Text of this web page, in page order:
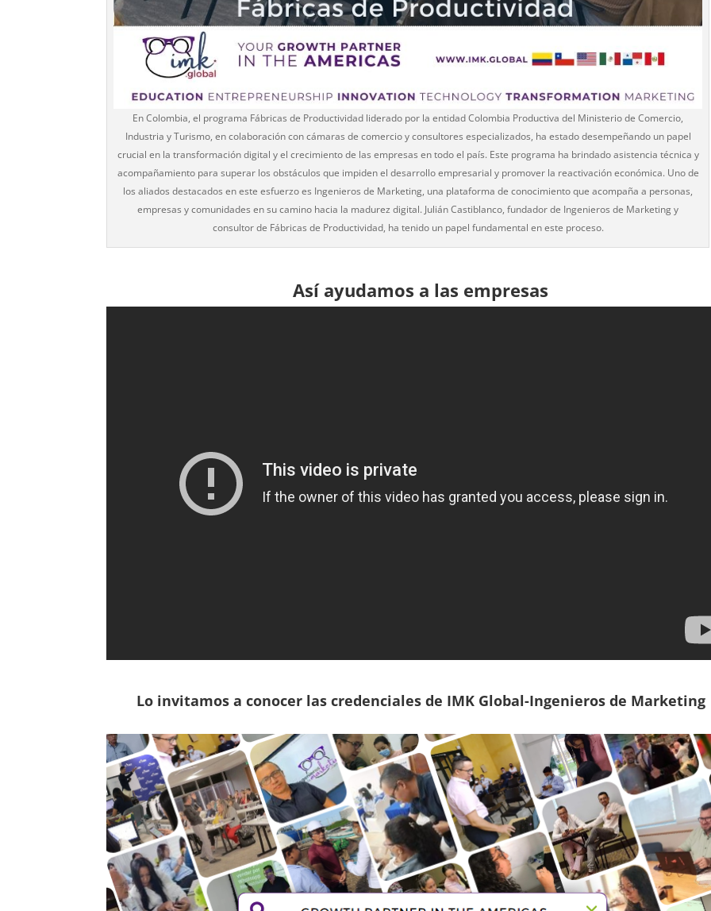
En Colombia, el programa Fábricas de Productividad liderado por la entidad Colombia Productiva del Ministerio de Comercio,
Industria y Turismo, en colaboración con cámaras de comercio y consultores especializados, ha estado desempeñando un papel
crucial en la transformación digital y el crecimiento de las empresas en todo el país. Este programa ha brindado asistencia técnica y
acompañamiento para superar los obstáculos que impiden el desarrollo empresarial y promover la reactivación económica. Uno de
los aliados destacados en este esfuerzo es Ingenieros de Marketing, una plataforma de conocimiento que acompaña a personas,
empresas y comunidades en su camino hacia la madurez digital. Julián Castiblanco, fundador de Ingenieros de Marketing y
consultor de Fábricas de Productividad, ha tenido un papel fundamental en este proceso.
Así ayudamos a las empresas
Lo invitamos a conocer las credenciales de IMK Global-Ingenieros de Marketing